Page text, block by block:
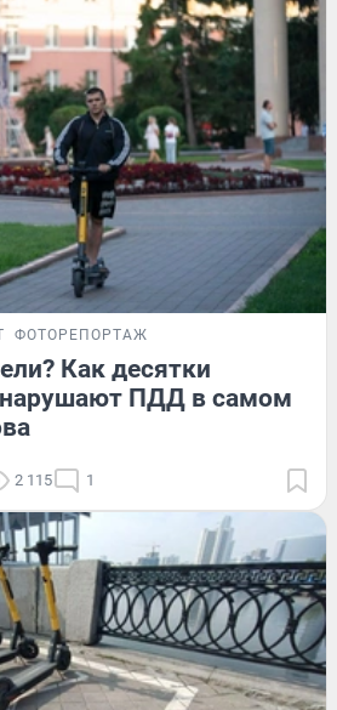
ФОТОРЕПОРТАЖ
Как десятки
нарушают ПДД в самом
2 115 1